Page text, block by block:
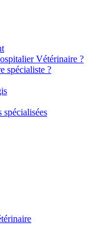
Vétérinaire ?
spécialiste ?